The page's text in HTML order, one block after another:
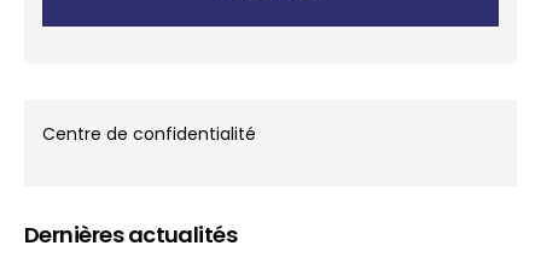
Centre de confidentialité
Dernières actualités